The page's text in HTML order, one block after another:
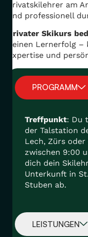
Privatskilehrer am
und professionell
Privater Skikurs
deinen Lernerfolg
Expertise und
PROGRAMM
LEISTUNGEN
Treffpunkt: Du
der Talstation
Lech, Zürs
zwischen 9:00
dich dein
Unterkunft in
Stuben ab.